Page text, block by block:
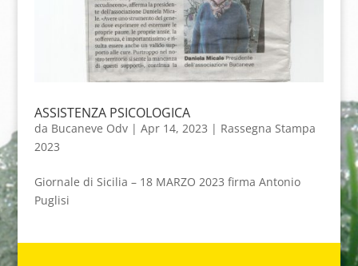
ASSISTENZA PSICOLOGICA
da Bucaneve Odv| Apr 14, 2023 | Rassegna Stampa
2023
Giornale di Sicilia – 18 MARZO 2023 firma Antonio
Puglisi